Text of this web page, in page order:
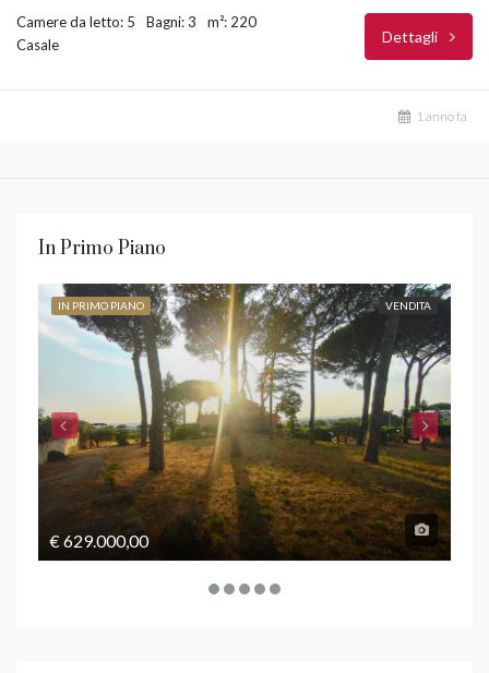
Camere da letto: 5 Bagni: 3
m²: 220
Casale
Dettagli
1 anno fa
In Primo Piano
IN PRIMO PIANO VENDITA
€ 629.000,00